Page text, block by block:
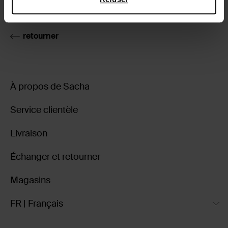
Livraison & retour
retourner
À propos de Sacha
Service clientèle
Livraison
Échanger et retourner
Magasins
FR | Français